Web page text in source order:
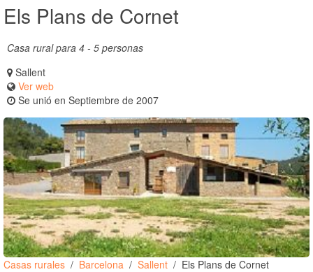
Els Plans de Cornet
Casa rural para 4 - 5 personas
Sallent
Ver web
Se unió en Septiembre de 2007
Casas rurales Barcelona Sallent Els Plans de Cornet